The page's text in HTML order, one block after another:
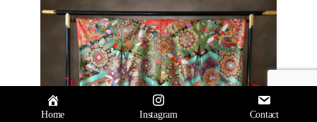
トップへ
Home Instagram Contact